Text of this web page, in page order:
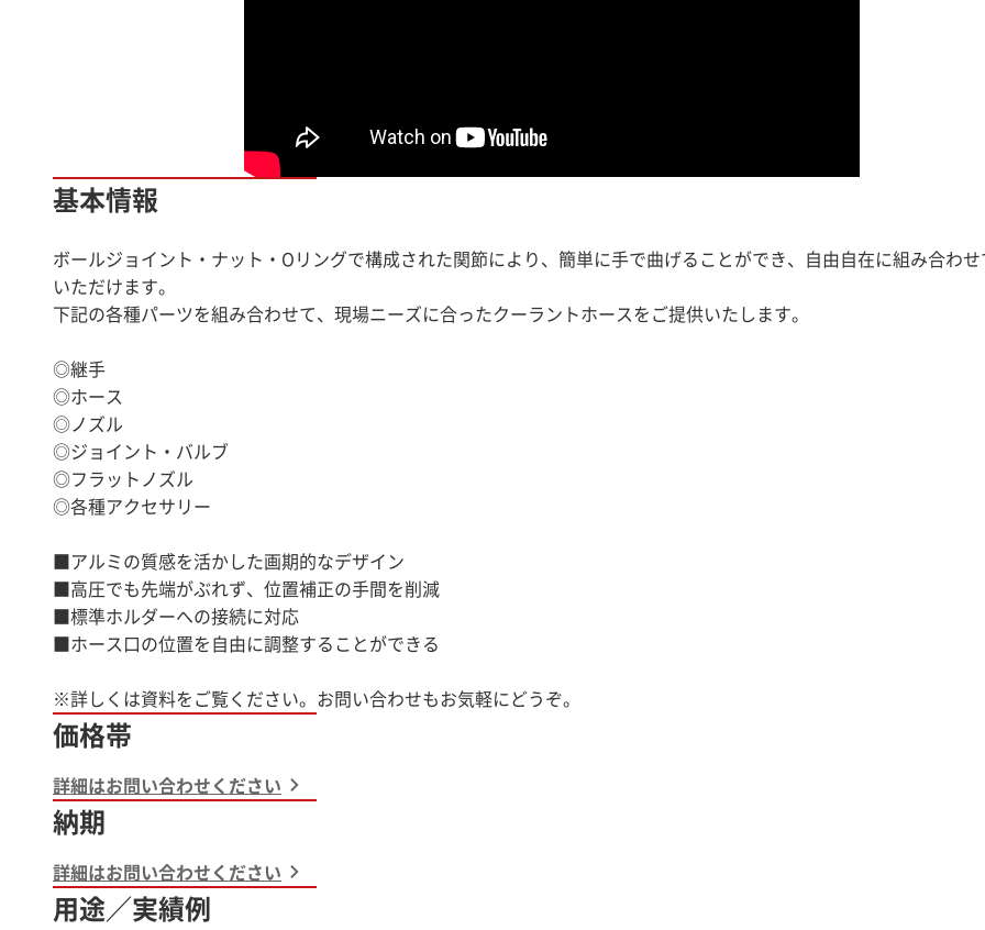
基本情報
ボールジョイント・ナット・Oリングで構成された関節により、簡単に手で曲げることができ、自由自在に組み合わ
いただけます。
下記の各種パーツを組み合わせて、現場ニーズに合ったクーラントホースをご提供いたします。
◎継手
◎ホース
◎ノズル
◎ジョイント・バルブ
◎フラットノズル
◎各種アクセサリー
■アルミの質感を活かした画期的なデザイン
■高圧でも先端がぶれず、位置補正の手間を削減
■標準ホルダーへの接続に対応
■ホース口の位置を自由に調整することができる
価格帯
詳細はお問い合わせください
納期
詳細はお問い合わせください
用途／実績例